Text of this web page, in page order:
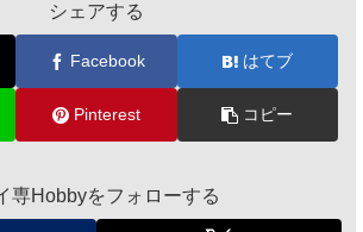
シェアする
Facebook はてブ
Pinterest コピー
専Hobbyをフォローする